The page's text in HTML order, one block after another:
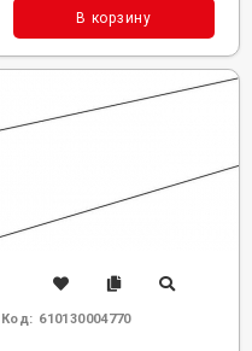
В корзину
Код: 610130004770